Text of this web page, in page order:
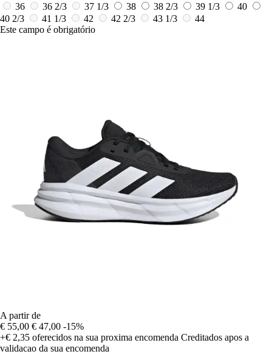
36 36 2/3 37 1/3 38 38 2/3 39 1/3
40
40 2/3
41 1/3 42 42 2/3 43 1/3
44
Este campo é obrigatório
A partir de
€ 55,00 € 47,00 -15%
+€ 2,35 oferecidos na sua proxima encomenda Creditados apos a
validacao da sua encomenda